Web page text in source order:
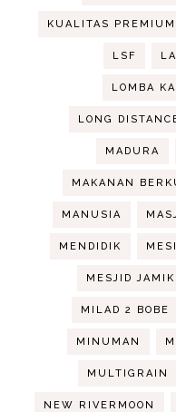
KUALITAS PREMIUM
LSF
LOMBA
LONG
MADURA
MAKANAN
MANUSIA
MENDIDIK
MESJID JAMIK
MILAD 2 BOBE
MINUMAN
MULTIGRAIN
NEW RIVERMOON